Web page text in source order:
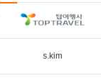
s.kim